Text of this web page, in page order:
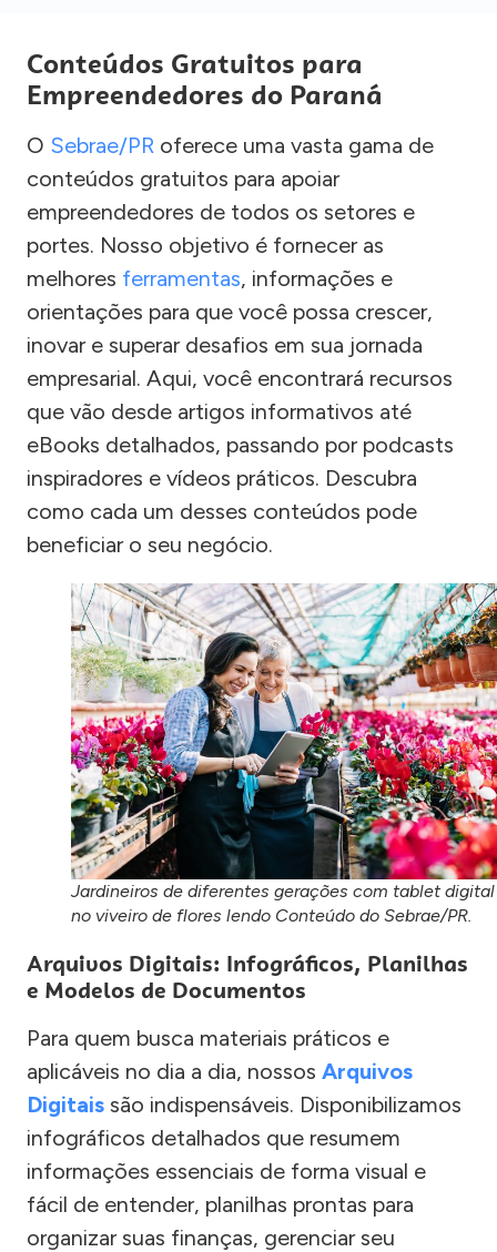
Conteúdos Gratuitos para
Empreendedores do Paraná
O Sebrae/PR oferece uma vasta gama de
conteúdos gratuitos para apoiar
empreendedores de todos os setores e
portes. Nosso objetivo é fornecer as
melhores ferramentas, informações e
orientações para que você possa crescer,
inovar e superar desafios em sua jornada
empresarial. Aqui, você encontrará recursos
que vão desde artigos informativos até
eBooks detalhados, passando por podcasts
inspiradores e vídeos práticos. Descubra
como cada um desses conteúdos pode
beneficiar o seu negócio.
Jardineiros de diferentes gerações com tablet digital
no viveiro de flores lendo Conteúdo do Sebrae/PR.
Arquivos Digitais: Infográficos, Planilhas
e Modelos de Documentos
Para quem busca materiais práticos e
aplicáveis no dia a dia, nossos Arquivos
Digitais são indispensáveis. Disponibilizamos
infográficos detalhados que resumem
informações essenciais de forma visual e
fácil de entender, planilhas prontas para
organizar suas finanças, gerenciar seu